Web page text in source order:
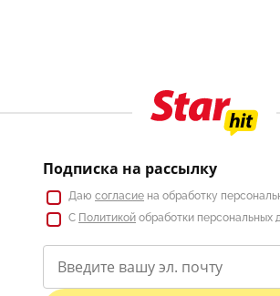
Подписка на рассылку
Даю согласие на обработку
С Политикой обработки персональных